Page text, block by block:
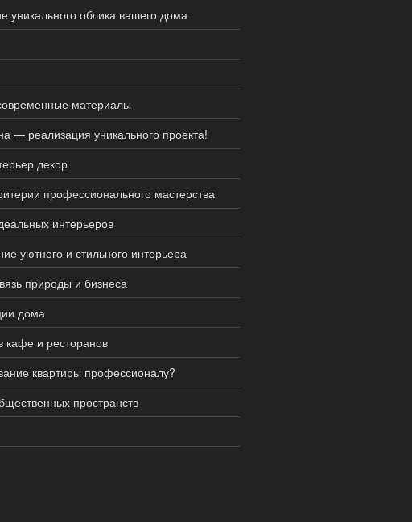
уникального облика вашего дома
материалы
— реализация уникального проекта!
декор
профессионального мастерства
интерьеров
уютного и стильного интерьера
природы и бизнеса
дома
кафе и ресторанов
квартиры профессионалу?
пространств